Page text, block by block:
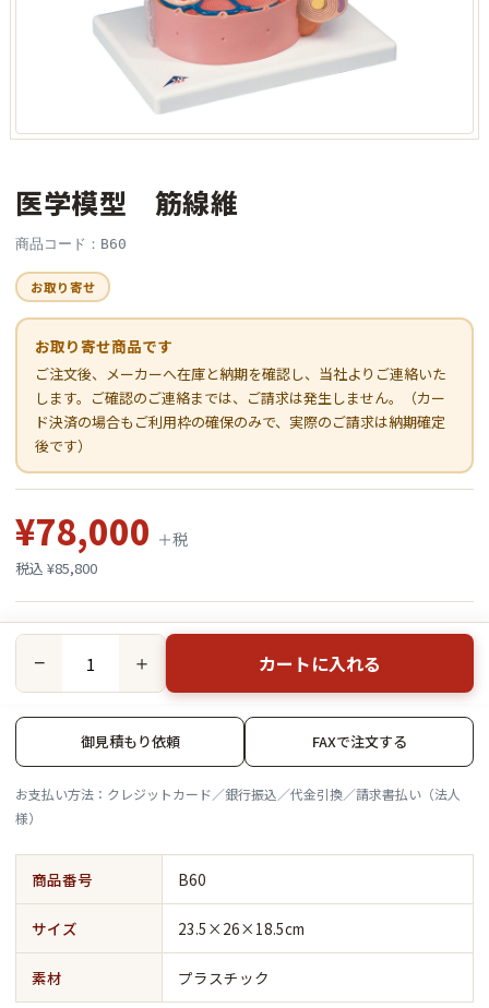
医学模型 筋線維
商品コード：B60
お取り寄せ
お取り寄せ商品です
ご注文後、メーカーへ在庫と納期を確認し、当社よりご連絡いた
します。ご確認のご連絡までは、ご請求は発生しません。（カー
ド決済の場合もご利用枠の確保のみで、実際のご請求は納期確定
後です）
¥78,000 ＋税
税込 ¥85,800
− ＋ カートに入れる
御見積もり依頼 FAXで注文する
お支払い方法：クレジットカード／銀行振込／代金引換／請求書払い（法人
様）
商品番号 B60
サイズ 23.5×26×18.5cm
素材 プラスチック